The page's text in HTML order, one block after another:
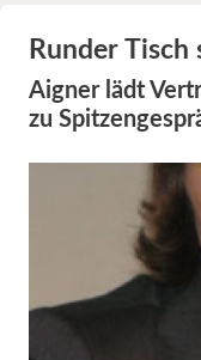
Runder
Aigner lädt
zu